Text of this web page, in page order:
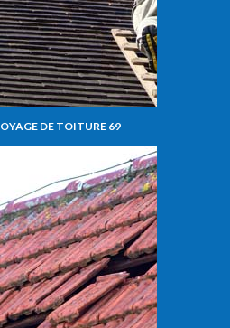
DE TOITURE 69